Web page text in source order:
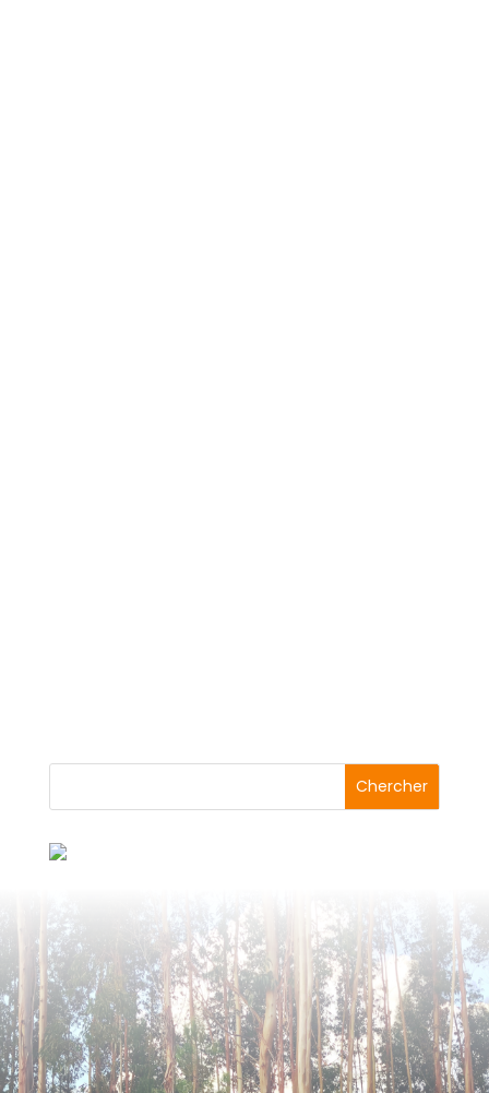
Abonnez-vous à la Newsletter pour recevoir les